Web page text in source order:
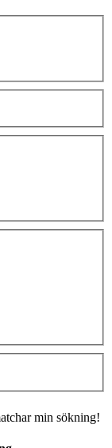
min sökning!